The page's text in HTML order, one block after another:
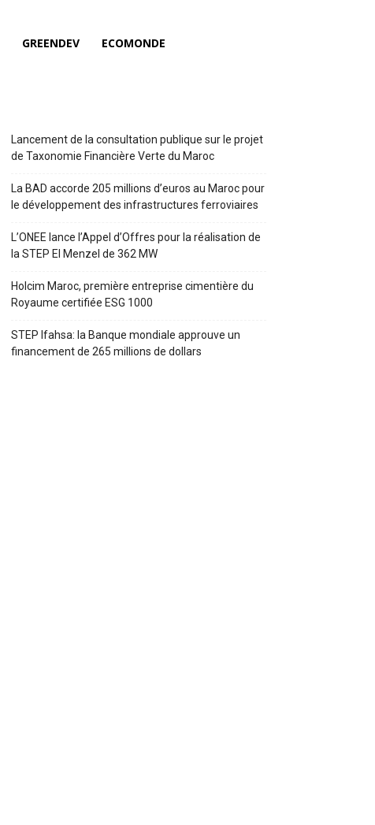
GREENDEV ECOMONDE
Lancement de la consultation publique sur le projet
de Taxonomie Financière Verte du Maroc
La BAD accorde 205 millions d’euros au Maroc pour
le développement des infrastructures ferroviaires
L’ONEE lance l’Appel d’Offres pour la réalisation de
la STEP El Menzel de 362 MW
Holcim Maroc, première entreprise cimentière du
Royaume certifiée ESG 1000
STEP Ifahsa: la Banque mondiale approuve un
financement de 265 millions de dollars